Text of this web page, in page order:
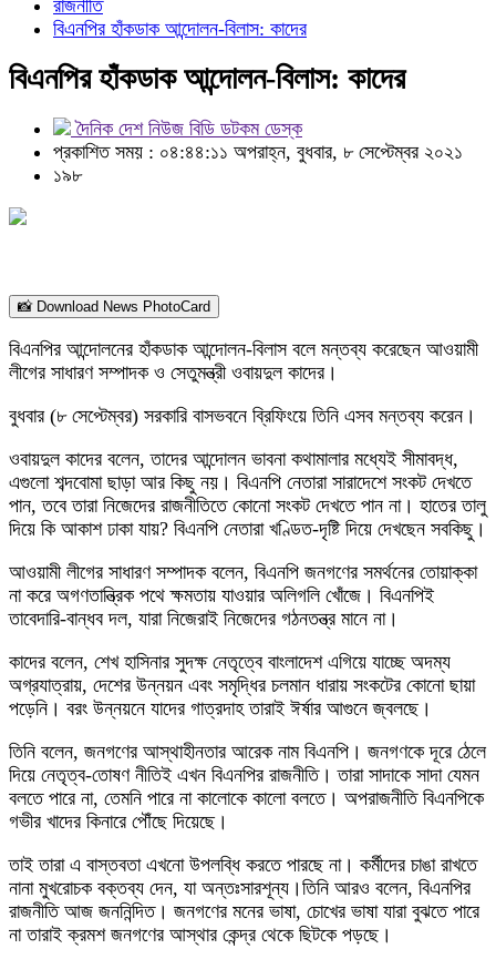
রাজনীতি
বিএনপির হাঁকডাক আন্দোলন-বিলাস: কাদের
বিএনপির হাঁকডাক আন্দোলন-বিলাস: কাদের
দৈনিক দেশ নিউজ বিডি ডটকম ডেস্ক
প্রকাশিত সময় : ০৪:৪৪:১১ অপরাহ্ন, বুধবার, ৮ সেপ্টেম্বর ২০২১
১৯৮
📸 Download News PhotoCard
বিএনপির আন্দোলনের হাঁকডাক আন্দোলন-বিলাস বলে মন্তব্য করেছেন আওয়ামী
লীগের সাধারণ সম্পাদক ও সেতুমন্ত্রী ওবায়দুল কাদের।
বুধবার (৮ সেপ্টেম্বর) সরকারি বাসভবনে ব্রিফিংয়ে তিনি এসব মন্তব্য করেন।
ওবায়দুল কাদের বলেন, তাদের আন্দোলন ভাবনা কথামালার মধ্যেই সীমাবদ্ধ,
এগুলো শব্দবোমা ছাড়া আর কিছু নয়। বিএনপি নেতারা সারাদেশে সংকট দেখতে
পান, তবে তারা নিজেদের রাজনীতিতে কোনো সংকট দেখতে পান না। হাতের তালু
দিয়ে কি আকাশ ঢাকা যায়? বিএনপি নেতারা খণ্ডিত-দৃষ্টি দিয়ে দেখছেন সবকিছু।
আওয়ামী লীগের সাধারণ সম্পাদক বলেন, বিএনপি জনগণের সমর্থনের তোয়াক্কা
না করে অগণতান্ত্রিক পথে ক্ষমতায় যাওয়ার অলিগলি খোঁজে। বিএনপিই
তাবেদারি-বান্ধব দল, যারা নিজেরাই নিজেদের গঠনতন্ত্র মানে না।
কাদের বলেন, শেখ হাসিনার সুদক্ষ নেতৃত্বে বাংলাদেশ এগিয়ে যাচ্ছে অদম্য
অগ্রযাত্রায়, দেশের উন্নয়ন এবং সমৃদ্ধির চলমান ধারায় সংকটের কোনো ছায়া
পড়েনি। বরং উন্নয়নে যাদের গাত্রদাহ তারাই ঈর্ষার আগুনে জ্বলছে।
তিনি বলেন, জনগণের আস্থাহীনতার আরেক নাম বিএনপি। জনগণকে দূরে ঠেলে
দিয়ে নেতৃত্ব-তোষণ নীতিই এখন বিএনপির রাজনীতি। তারা সাদাকে সাদা যেমন
বলতে পারে না, তেমনি পারে না কালোকে কালো বলতে। অপরাজনীতি বিএনপিকে
গভীর খাদের কিনারে পৌঁছে দিয়েছে।
তাই তারা এ বাস্তবতা এখনো উপলব্ধি করতে পারছে না। কর্মীদের চাঙা রাখতে
নানা মুখরোচক বক্তব্য দেন, যা অন্তঃসারশূন্য।তিনি আরও বলেন, বিএনপির
রাজনীতি আজ জননিন্দিত। জনগণের মনের ভাষা, চোখের ভাষা যারা বুঝতে পারে
না তারাই ক্রমশ জনগণের আস্থার কেন্দ্র থেকে ছিটকে পড়ছে।